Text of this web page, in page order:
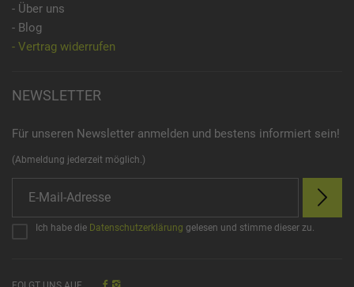
- Über uns
- Blog
- Vertrag widerrufen
NEWSLETTER
Für unseren Newsletter anmelden und bestens informiert sein!
(Abmeldung jederzeit möglich.)
Ich habe die Datenschutzerklärung gelesen und stimme dieser zu.